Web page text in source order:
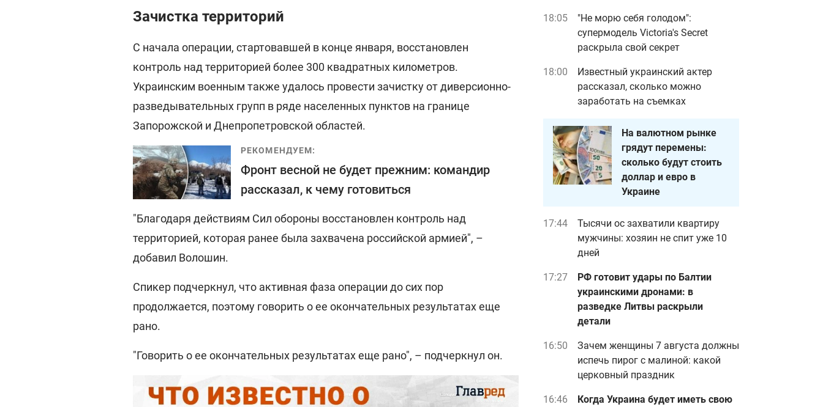
Зачистка территорий
С начала операции, стартовавшей в конце января, восстановлен
контроль над территорией более 300 квадратных километров.
Украинским военным также удалось провести зачистку от диверсионно-
разведывательных групп в ряде населенных пунктов на границе
Запорожской и Днепропетровской областей.
РЕКОМЕНДУЕМ:
Фронт весной не будет прежним: командир
рассказал, к чему готовиться
"Благодаря действиям Сил обороны восстановлен контроль над
территорией, которая ранее была захвачена российской армией", –
добавил Волошин.
Спикер подчеркнул, что активная фаза операции до сих пор
продолжается, поэтому говорить о ее окончательных результатах еще
рано.
"Говорить о ее окончательных результатах еще рано", – подчеркнул он.
18:05
"Не морю себя голодом":
супермодель Victoria's Secret
раскрыла свой секрет
18:00
Известный украинский актер
рассказал, сколько можно
заработать на съемках
На валютном рынке
грядут перемены:
сколько будут стоить
доллар и евро в
Украине
17:44
Тысячи ос захватили квартиру
мужчины: хозяин не спит уже 10
дней
17:27
РФ готовит удары по Балтии
украинскими дронами: в
разведке Литвы раскрыли
детали
16:50
Зачем женщины 7 августа должны
испечь пирог с малиной: какой
церковный праздник
16:46
Когда Украина будет иметь свою